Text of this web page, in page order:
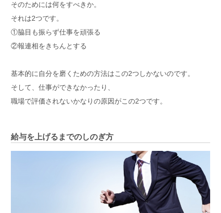
そのためには何をすべきか。
それは2つです。
①脇目も振らず仕事を頑張る
②報連相をきちんとする
基本的に自分を磨くための方法はこの2つしかないのです。
そして、仕事ができなかったり、
職場で評価されないかなりの原因がこの2つです。
給与を上げるまでのしのぎ方